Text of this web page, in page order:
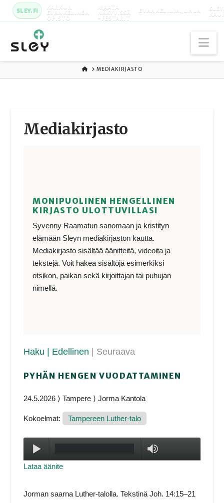
SLEY.FI KARKUN
EVANKELINEN
OPISTO
MAATA
NÄKYVISSÄ
-FESTARIT
EVANKELIUMIJUHLA
ETUSIVU
MEDIAKIRJASTO
Media­kirjasto
MONIPUOLINEN HENGELLINEN
KIRJASTO ULOTTUVILLASI
Syvenny Raamatun sanomaan ja kristityn
elämään Sleyn mediakirjaston kautta.
Mediakirjasto sisältää äänitteitä, videoita ja
tekstejä. Voit hakea sisältöjä esimerkiksi
otsikon, paikan sekä kirjoittajan tai puhujan
nimellä.
Haku | Edellinen | Seuraava
PYHÄN HENGEN VUODATTAMINEN
24.5.2026 ⟩ Tampere ⟩ Jorma Kantola
Kokoelmat: Tampereen Luther-talo
Lataa äänite
Jorman saarna Luther-talolla. Tekstinä Joh. 14:15–21